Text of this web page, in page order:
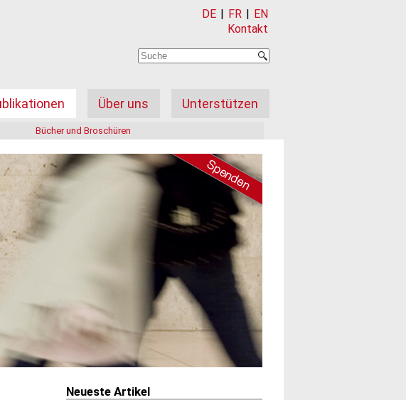
DE | FR | EN
Kontakt
Über uns Unterstützen
Bücher und Broschüren